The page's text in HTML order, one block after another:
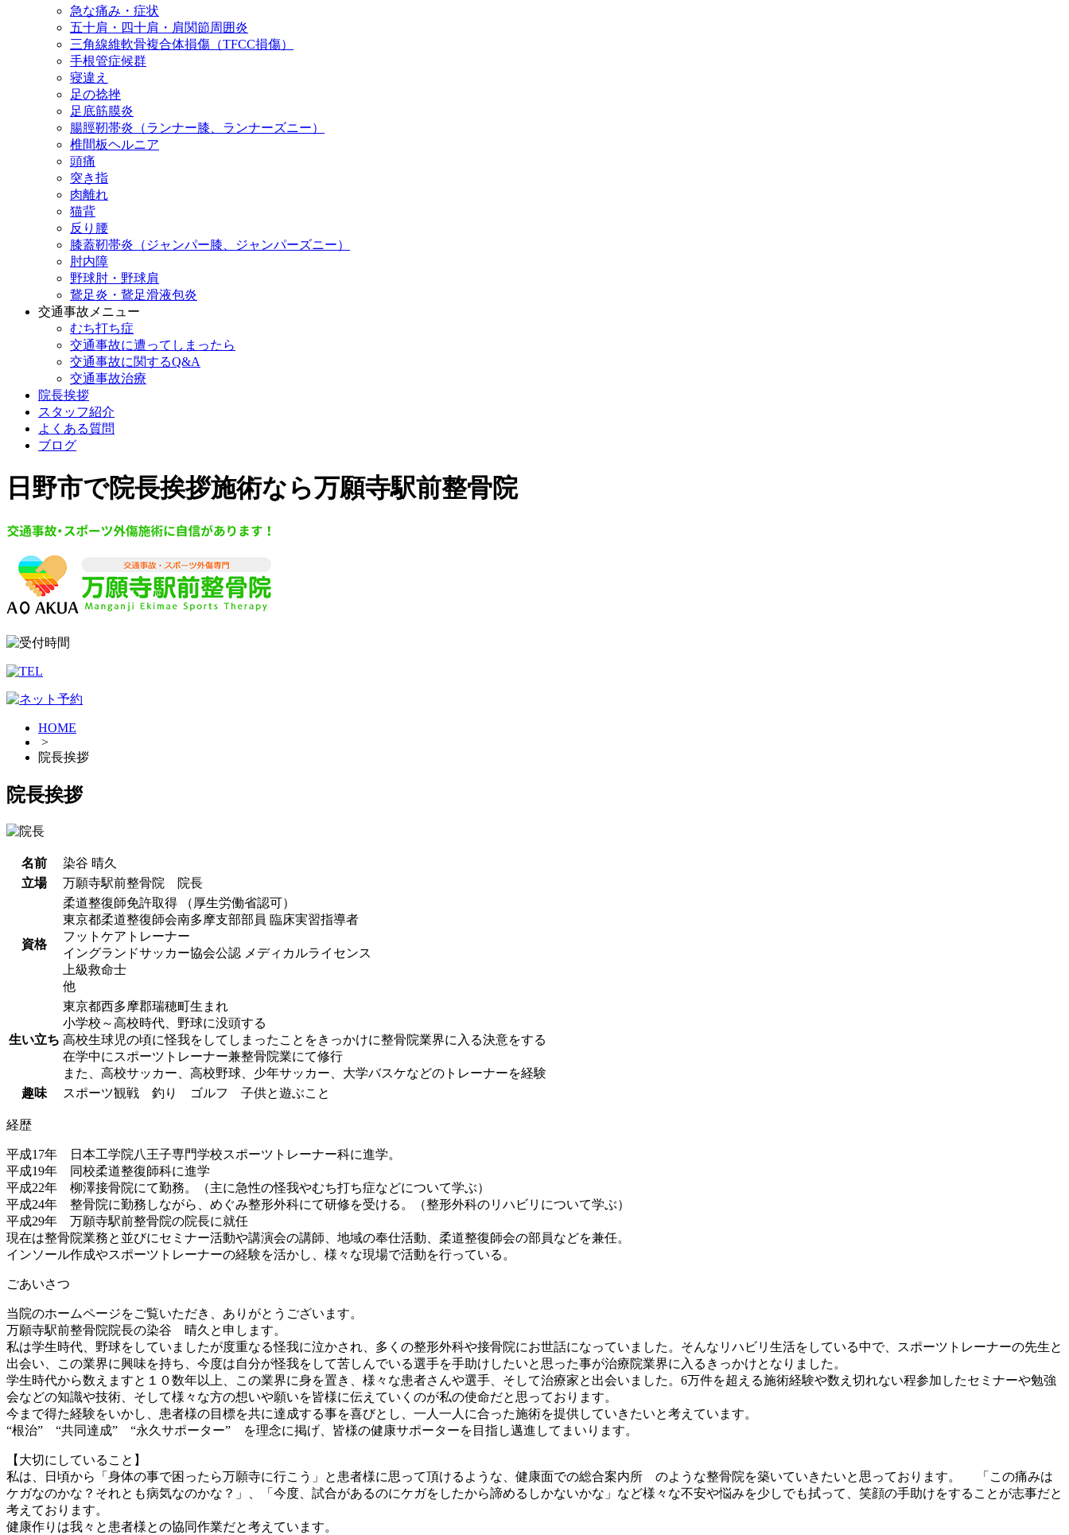
急な痛み・症状
五十肩・四十肩・肩関節周囲炎
三角線維軟骨複合体損傷（TFCC損傷）
手根管症候群
寝違え
足の捻挫
足底筋膜炎
腸脛靭帯炎（ランナー膝、ランナーズニー）
椎間板ヘルニア
頭痛
突き指
肉離れ
猫背
反り腰
膝蓋靭帯炎（ジャンパー膝、ジャンパーズニー）
肘内障
野球肘・野球肩
鵞足炎・鵞足滑液包炎
交通事故メニュー
むち打ち症
交通事故に遭ってしまったら
交通事故に関するQ&A
交通事故治療
院長挨拶
スタッフ紹介
よくある質問
ブログ
日野市で院長挨拶施術なら万願寺駅前整骨院
HOME
>
院長挨拶
院長挨拶
名前
染谷 晴久
立場
万願寺駅前整骨院 院長
資格
柔道整復師免許取得 （厚生労働省認可）
東京都柔道整復師会南多摩支部部員 臨床実習指導者
フットケアトレーナー
イングランドサッカー協会公認 メディカルライセンス
上級救命士
他
生い立ち
東京都西多摩郡瑞穂町生まれ
小学校～高校時代、野球に没頭する
高校生球児の頃に怪我をしてしまったことをきっかけに整骨院業界に入る決意をする
在学中にスポーツトレーナー兼整骨院業にて修行
また、高校サッカー、高校野球、少年サッカー、大学バスケなどのトレーナーを経験
趣味
スポーツ観戦 釣り ゴルフ 子供と遊ぶこと
経歴
平成17年 日本工学院八王子専門学校スポーツトレーナー科に進学。
平成19年 同校柔道整復師科に進学
平成22年 柳澤接骨院にて勤務。（主に急性の怪我やむち打ち症などについて学ぶ）
平成24年 整骨院に勤務しながら、めぐみ整形外科にて研修を受ける。（整形外科のリハビリについて学ぶ）
平成29年 万願寺駅前整骨院の院長に就任
現在は整骨院業務と並びにセミナー活動や講演会の講師、地域の奉仕活動、柔道整復師会の部員などを兼任。
インソール作成やスポーツトレーナーの経験を活かし、様々な現場で活動を行っている。
ごあいさつ
当院のホームページをご覧いただき、ありがとうございます。
万願寺駅前整骨院院長の染谷 晴久と申します。
私は学生時代、野球をしていましたが度重なる怪我に泣かされ、多くの整形外科や接骨院にお世話になっていました。そんなリハビリ生活をしている中で、スポーツトレーナーの先生と
出会い、この業界に興味を持ち、今度は自分が怪我をして苦しんでいる選手を手助けしたいと思った事が治療院業界に入るきっかけとなりました。
学生時代から数えますと１０数年以上、この業界に身を置き、様々な患者さんや選手、そして治療家と出会いました。6万件を超える施術経験や数え切れない程参加したセミナーや勉強
会などの知識や技術、そして様々な方の想いや願いを皆様に伝えていくのが私の使命だと思っております。
今まで得た経験をいかし、患者様の目標を共に達成する事を喜びとし、一人一人に合った施術を提供していきたいと考えています。
“根治” “共同達成” “永久サポーター” を理念に掲げ、皆様の健康サポーターを目指し邁進してまいります。
【大切にしていること】
私は、日頃から「身体の事で困ったら万願寺に行こう」と患者様に思って頂けるような、健康面での総合案内所 のような整骨院を築いていきたいと思っております。 「この痛みは
ケガなのかな？それとも病気なのかな？」、「今度、試合があるのにケガをしたから諦めるしかないかな」など様々な不安や悩みを少しでも拭って、笑顔の手助けをすることが志事だと
考えております。
健康作りは我々と患者様との協同作業だと考えています。